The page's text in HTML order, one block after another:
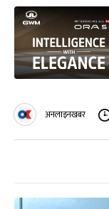
अनलाइनखबर